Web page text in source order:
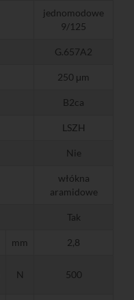
jednomodowe
9/125
G.657A2
250 μm
B2ca
LSZH
Nie
włókna
aramidowe
Tak
mm 2,8
N 500